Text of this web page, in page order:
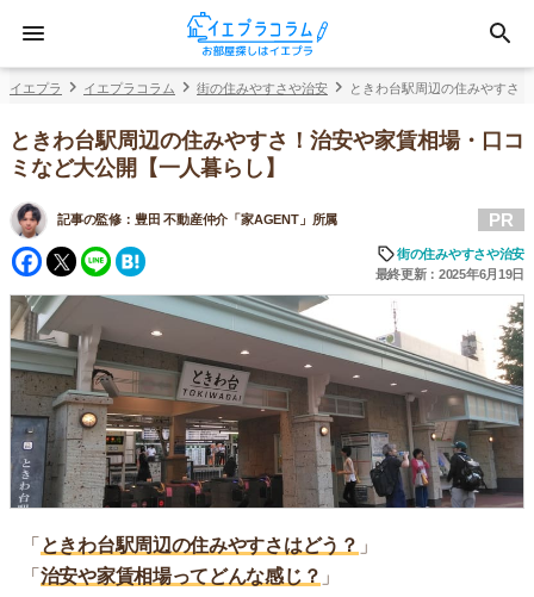
イエプラ イエプラコラム 街の住みやすさや治安 ときわ台駅周辺の住みやすさ
ときわ台駅周辺の住みやすさ！治安や家賃相場・口コ
ミなど大公開【一人暮らし】
記事の監修： 豊田 不動産仲介「家AGENT」所属
Facebook
Twitter
Line
PR
街の住みやすさや治安
最終更新：2025年6月19日
「 ときわ台駅周辺の住みやすさはどう？ 」
「 治安や家賃相場ってどんな感じ？ 」